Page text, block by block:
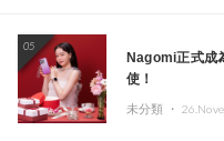
05
Nagomi正式成
使！
未分類 ・